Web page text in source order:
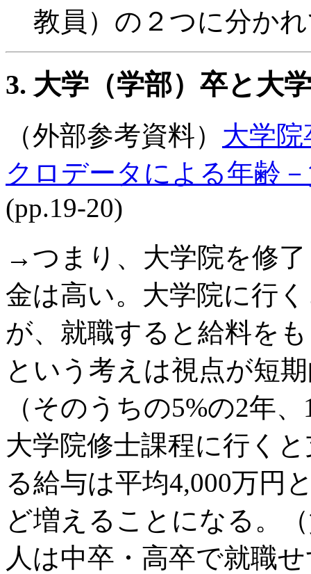
教員）の２つに分か
3. 大学（学部）卒と大
（外部参考資料） 大学
クロデータによる年齢
(pp.19-20)
→つまり、大学院を修
金は高い。大学院に行
が、就職すると給料を
という考えは視点が短
（そのうちの5%の2年
大学院修士課程に行く
る給与は平均4,000万円
ど増えることになる。
人は中卒・高卒で就職